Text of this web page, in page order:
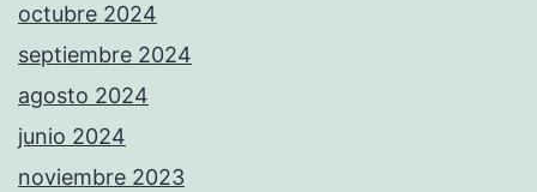
octubre 2024
septiembre 2024
agosto 2024
junio 2024
noviembre 2023